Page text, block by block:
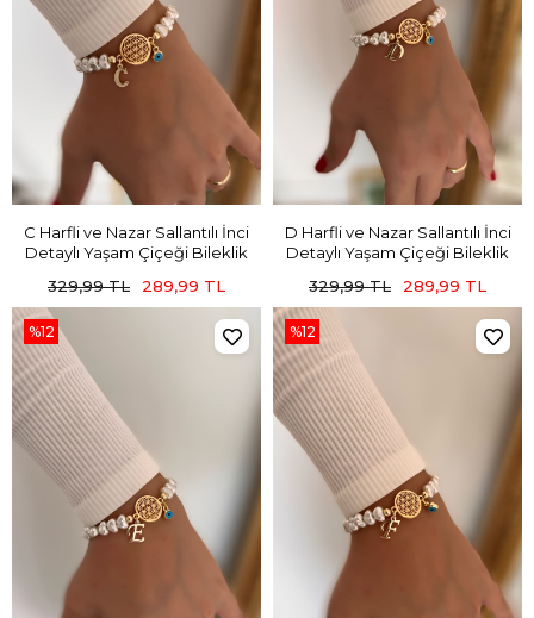
C Harfli ve Nazar Sallantılı İnci
Detaylı Yaşam Çiçeği Bileklik
329,99 TL
289,99 TL
D Harfli ve Nazar Sallantılı İnci
Detaylı Yaşam Çiçeği Bileklik
329,99 TL
289,99 TL
%12 %12